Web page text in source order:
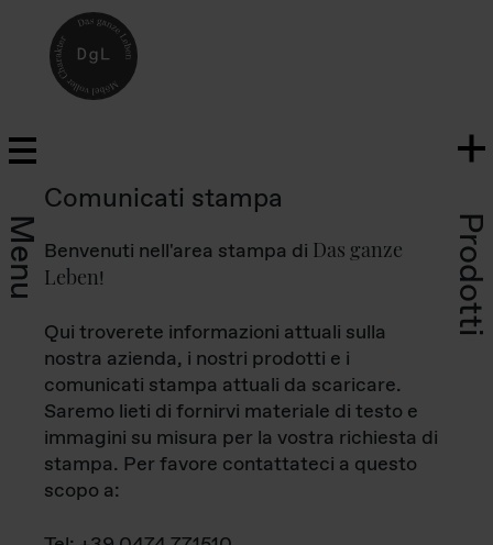
Menu Prodotti
Comunicati stampa
Benvenuti nell'area stampa di Das ganze
Leben!
Qui troverete informazioni attuali sulla
nostra azienda, i nostri prodotti e i
comunicati stampa attuali da scaricare.
Saremo lieti di fornirvi materiale di testo e
immagini su misura per la vostra richiesta di
stampa. Per favore contattateci a questo
scopo a: